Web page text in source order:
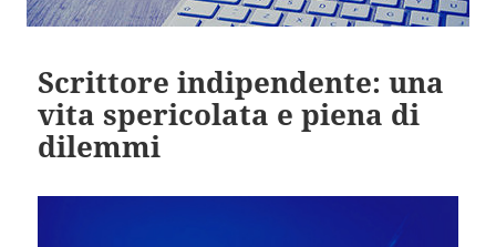
Scrittore indipendente: una
vita spericolata e piena di
dilemmi